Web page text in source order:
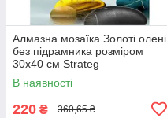
Алмазна мозаїка Золоті олені
без підрамника розміром
30х40 см Strateg
(JSDF82144)
В наявності
220 ₴ 360,65 ₴